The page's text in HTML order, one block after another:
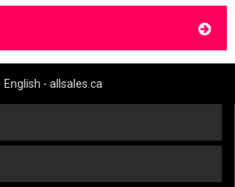
English - allsales.ca